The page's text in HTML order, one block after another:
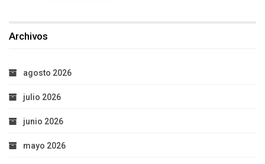
Archivos
agosto 2026
julio 2026
junio 2026
mayo 2026